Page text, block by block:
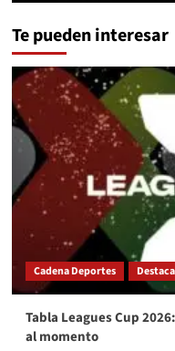
Te pueden interesar
Cadena Deportes
Tabla Leagues Cup
al momento